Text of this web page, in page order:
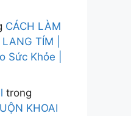
CÁCH LÀM
TÍM |
Sức Khỏe |
trong
KHOAI